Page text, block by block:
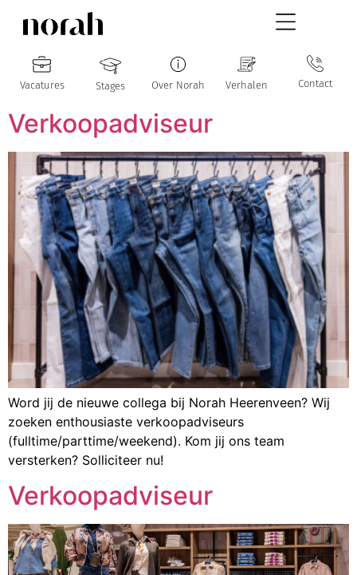
Vacatures Stages Over Norah Verhalen Contact
Verkoopadviseur
Word jij de nieuwe collega bij Norah Heerenveen? Wij
zoeken enthousiaste verkoopadviseurs
(fulltime/parttime/weekend). Kom jij ons team
versterken? Solliciteer nu!
Verkoopadviseur